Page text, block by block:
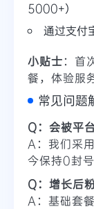
5000+）
通过支付
小贴士：首
餐，体验服
常见问题
Q：会被平
A：我们采
今保持0封号
Q：增长后
A：基础套